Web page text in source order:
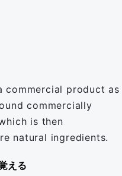
commercial product as
commercially
is then
natural ingredients.
える